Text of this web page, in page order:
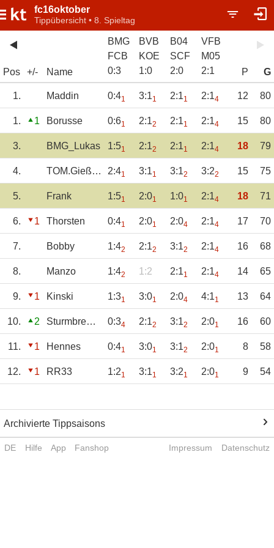
fc16oktober
Tippübersicht • 8. Spieltag
Pos +/- Name
BMG
FCB
0:3
BVB
KOE
1:0
B04
SCF
2:0
VFB
M05
2:1 P G
1. Maddin 0:41 3:11 2:11 2:14 12 80
1. 1 Borusse 0:61 2:12 2:11 2:14 15 80
3. BMG_Lukas 1:51 2:12 2:11 2:14 18 79
4. TOM.Gießen 2:41 3:11 3:12 3:22 15 75
5. Frank 1:51 2:01 1:01 2:14 18 71
6. 1 Thorsten 0:41 2:01 2:04 2:14 17 70
7. Bobby 1:42 2:12 3:12 2:14 16 68
8. Manzo 1:42 1:2 2:11 2:14 14 65
9. 1 Kinski 1:31 3:01 2:04 4:11 13 64
10. 2 Sturmbremse 0:34 2:12 3:12 2:01 16 60
11. 1 Hennes 0:41 3:01 3:12 2:01 8 58
12. 1 RR33 1:21 3:11 3:21 2:01 9 54
Archivierte Tippsaisons
DE Hilfe App Fanshop Impressum Datenschutz